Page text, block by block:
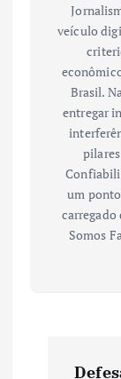
veículo
Brasil.
entregar
um
Somos